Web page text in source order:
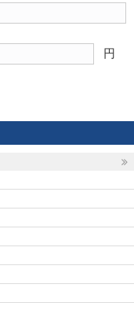
円